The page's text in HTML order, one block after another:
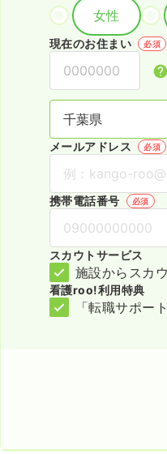
女性
現在のお住まい 必須
メールアドレス 必須
携帯電話番号 必須
スカウトサービス
施設からスカ
看護roo!利用特典
「転職サポー